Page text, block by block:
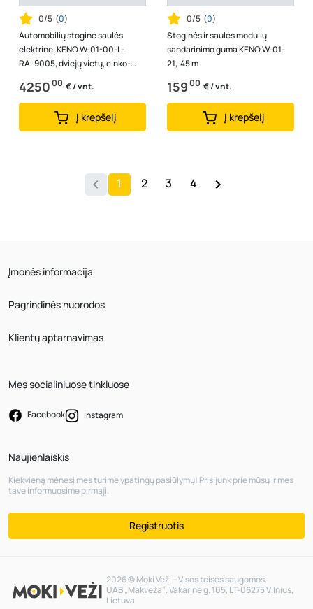
0/5 (0)
Automobilių stoginė saulės
elektrinei KENO W-01-00-L-
RAL9005, dviejų vietų, cinko-
magnio danga, be modulių, juoda
spalva
425000 € / vnt.
Į krepšelį
0/5 (0)
Stoginės ir saulės modulių
sandarinimo guma KENO W-01-
21, 45 m
15900 € / vnt.
Į krepšelį
1 2 3 4
Įmonės informacija
Pagrindinės nuorodos
Klientų aptarnavimas
Mes socialiniuose tinkluose
Facebook Instagram
Naujienlaiškis
Kiekvieną mėnesį mes turime ypatingų pasiūlymų! Prisijunk prie mūsų ir mes
tave informuosime pirmąjį.
Registruotis
2026 © Moki Veži – Visos teisės saugomos.
UAB „Makveža“. Vakarinė g. 105, LT-06275 Vilnius,
Lietuva